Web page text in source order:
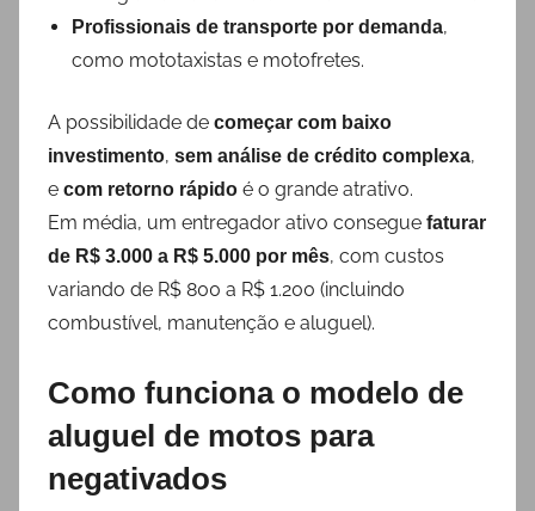
Profissionais de transporte por demanda,
como mototaxistas e motofretes.
A possibilidade de começar com baixo
investimento, sem análise de crédito complexa,
e com retorno rápido é o grande atrativo.
Em média, um entregador ativo consegue faturar
de R$ 3.000 a R$ 5.000 por mês, com custos
variando de R$ 800 a R$ 1.200 (incluindo
combustível, manutenção e aluguel).
Como funciona o modelo de
aluguel de motos para
negativados